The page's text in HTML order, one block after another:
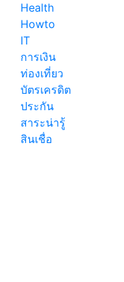
Health
Howto
IT
การเงิน
ท่องเที่ยว
บัตรเครดิต
ประกัน
สาระน่ารู้
สินเชื่อ